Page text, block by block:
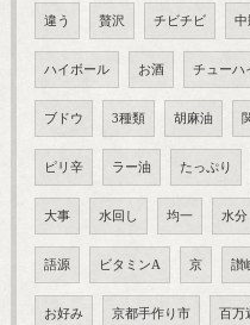
違う 贅沢 チビチビ 中
ハイボール お酒 チューハ
ブドウ 3種類 胡麻油
ピリ辛 ラー油 たっぷり
大事 水回し 均一 水分
語源 ビタミンA 京 讃
お好み 京都手作り市 百万